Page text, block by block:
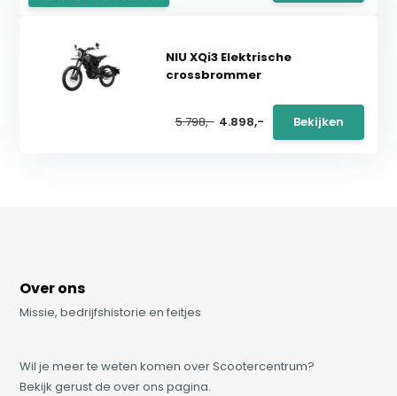
NIU XQi3 Elektrische
crossbrommer
5.798,- 4.898,- Bekijken
Over ons
Missie, bedrijfshistorie en feitjes
Wil je meer te weten komen over Scootercentrum?
Bekijk gerust de over ons pagina.